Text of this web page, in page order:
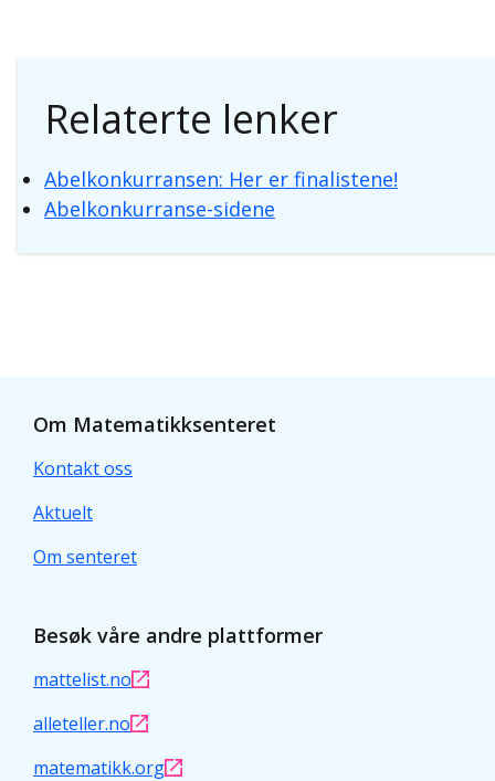
Relaterte lenker
Abelkonkurransen: Her er finalistene!
Abelkonkurranse-sidene
Om Matematikksenteret
Kontakt oss
Aktuelt
Om senteret
Besøk våre andre plattformer
mattelist.no
alleteller.no
matematikk.org